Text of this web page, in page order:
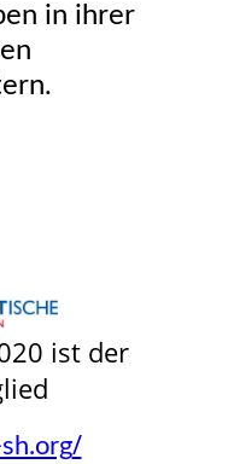
in ihrer
ist der
/